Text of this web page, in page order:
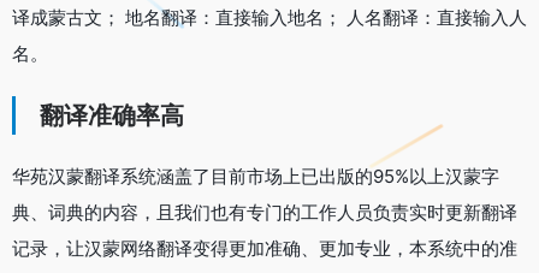
译成蒙古文； 地名翻译：直接输入地名； 人名翻译：直接输入人
名。
翻译准确率高
华苑汉蒙翻译系统涵盖了目前市场上已出版的95%以上汉蒙字
典、词典的内容，且我们也有专门的工作人员负责实时更新翻译
记录，让汉蒙网络翻译变得更加准确、更加专业，本系统中的准